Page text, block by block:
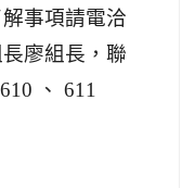
事項請電洽
廖組長，聯
、 611